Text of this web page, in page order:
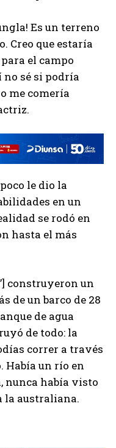
Es un terreno
Creo que estaría
el campo
sé si podría
me comería
le dio la
en un
se rodó en
hasta el más
construyeron un
de un barco de 28
de agua
de todo: la
correr a través
Había un río en
nunca había visto
la australiana.